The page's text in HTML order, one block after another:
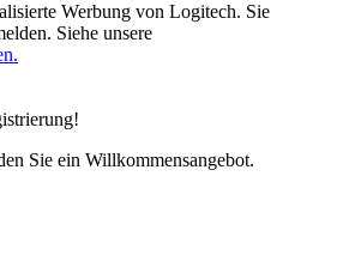
Werbung von Logitech. Sie
Siehe unsere
Sie ein Willkommensangebot.